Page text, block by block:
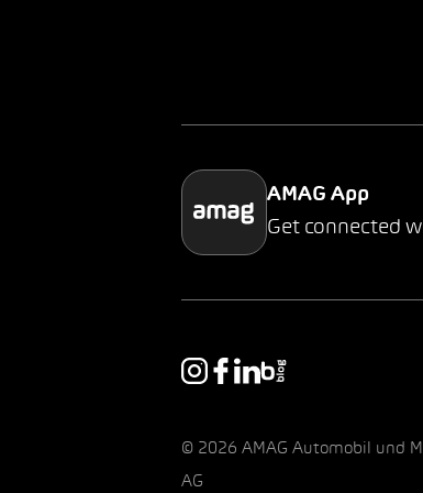
AMAG App
Get connected
© 2026 AMAG Automobil und
AG